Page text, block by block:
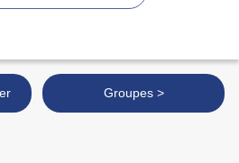
Groupes >